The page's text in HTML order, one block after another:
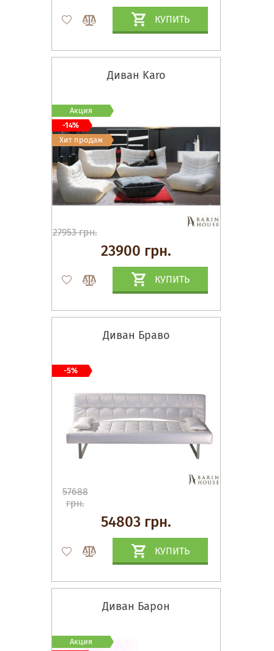
КУПИТЬ
Диван Karo
27953 грн.
23900 грн.
КУПИТЬ
Акция
-14%
Хит продаж
Диван Браво
57688
грн.
54803 грн.
КУПИТЬ
-5%
Диван Барон
Акция